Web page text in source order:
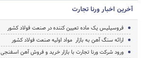
آخرین اخبار ورنا تجارت
فروسیلیس یک ماده تعیین کننده در صنعت فولاد کشور
ارائه سنگ آهن به بازار مواد اولیه صنعت فولاد کشور
ورود شرکت ورنا تجارت با بازار خرید و فروش آهن اسفنجی